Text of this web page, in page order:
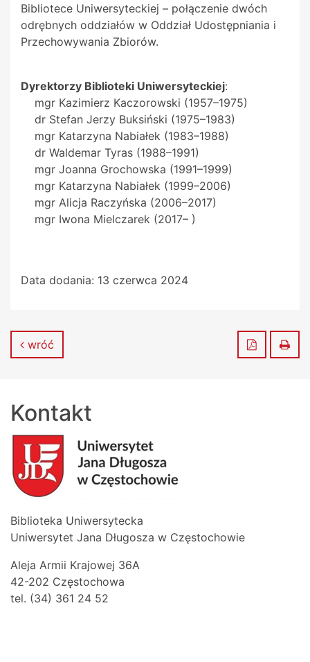
Bibliotece Uniwersyteckiej – połączenie dwóch
odrębnych oddziałów w Oddział Udostępniania i
Przechowywania Zbiorów.
Dyrektorzy Biblioteki Uniwersyteckiej:
mgr Kazimierz Kaczorowski (1957–1975)
dr Stefan Jerzy Buksiński (1975–1983)
mgr Katarzyna Nabiałek (1983–1988)
dr Waldemar Tyras (1988–1991)
mgr Joanna Grochowska (1991–1999)
mgr Katarzyna Nabiałek (1999–2006)
mgr Alicja Raczyńska (2006–2017)
mgr Iwona Mielczarek (2017– )
Data dodania: 13 czerwca 2024
wróć Zapisz do
Kontakt
Biblioteka Uniwersytecka
Uniwersytet Jana Długosza w Częstochowie
Aleja Armii Krajowej 36A
42-202 Częstochowa
tel. (34) 361 24 52